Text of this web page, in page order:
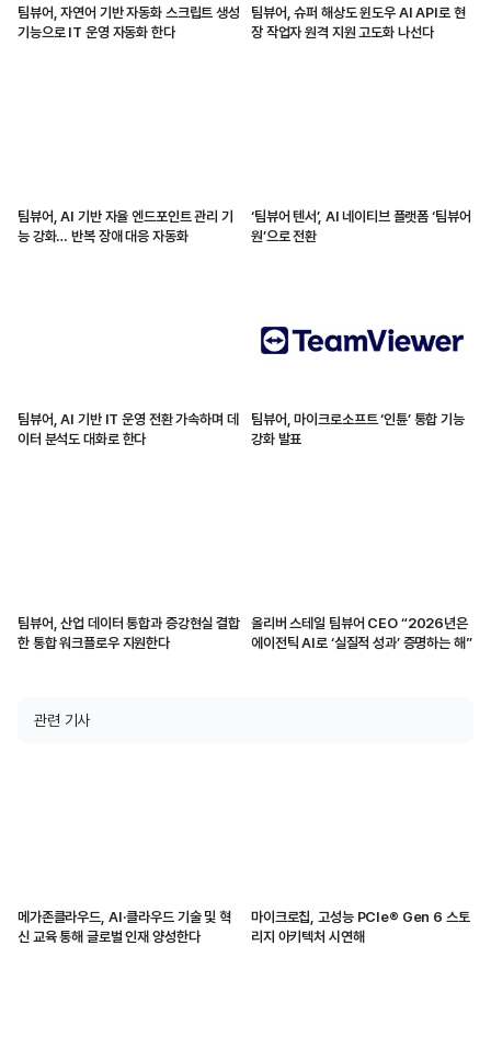
팀뷰어, 자연어 기반 자동화 스크립트 생성
기능으로 IT 운영 자동화 한다
팀뷰어, 슈퍼 해상도 윈도우 AI API로 현
장 작업자 원격 지원 고도화 나선다
팀뷰어, AI 기반 자율 엔드포인트 관리 기
능 강화… 반복 장애 대응 자동화
‘팀뷰어 텐서’, AI 네이티브 플랫폼 ‘팀뷰어
원’으로 전환
팀뷰어, AI 기반 IT 운영 전환 가속하며 데
이터 분석도 대화로 한다
팀뷰어, 마이크로소프트 ‘인튠’ 통합 기능
강화 발표
팀뷰어, 산업 데이터 통합과 증강현실 결합
한 통합 워크플로우 지원한다
올리버 스테일 팀뷰어 CEO “2026년은
에이전틱 AI로 ‘실질적 성과’ 증명하는 해”
관련 기사
메가존클라우드, AI·클라우드 기술 및 혁
신 교육 통해 글로벌 인재 양성한다
마이크로칩, 고성능 PCIe® Gen 6 스토
리지 아키텍처 시연해